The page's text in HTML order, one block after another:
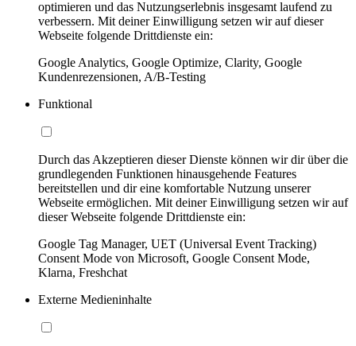
optimieren und das Nutzungserlebnis insgesamt laufend zu
verbessern. Mit deiner Einwilligung setzen wir auf dieser
Webseite folgende Drittdienste ein:
Google Analytics, Google Optimize, Clarity, Google
Kundenrezensionen, A/B-Testing
Funktional
Durch das Akzeptieren dieser Dienste können wir dir über die
grundlegenden Funktionen hinausgehende Features
bereitstellen und dir eine komfortable Nutzung unserer
Webseite ermöglichen. Mit deiner Einwilligung setzen wir auf
dieser Webseite folgende Drittdienste ein:
Google Tag Manager, UET (Universal Event Tracking)
Consent Mode von Microsoft, Google Consent Mode,
Klarna, Freshchat
Externe Medieninhalte